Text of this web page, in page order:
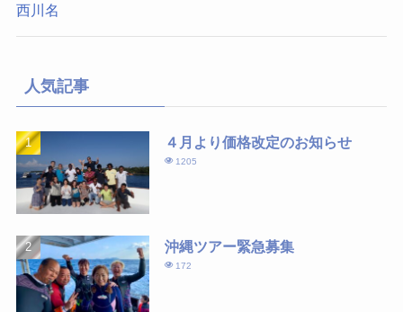
西川名
人気記事
４月より価格改定のお知らせ
1205
沖縄ツアー緊急募集
172